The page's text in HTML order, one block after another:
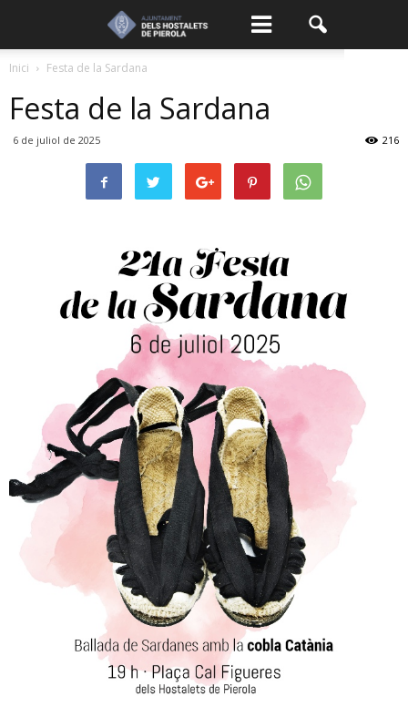
Inici Festa de la Sardana
Festa de la Sardana
6 de juliol de 2025 216